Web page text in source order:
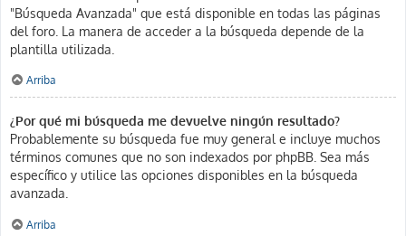
"Búsqueda Avanzada" que está disponible en todas las páginas
del foro. La manera de acceder a la búsqueda depende de la
plantilla utilizada.
Arriba
¿Por qué mi búsqueda me devuelve ningún resultado?
Probablemente su búsqueda fue muy general e incluye muchos
términos comunes que no son indexados por phpBB. Sea más
específico y utilice las opciones disponibles en la búsqueda
avanzada.
Arriba